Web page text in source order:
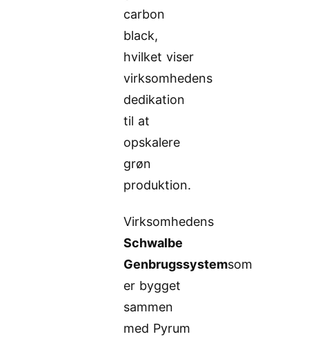
carbon
black,
hvilket viser
virksomhedens
dedikation
til at
opskalere
grøn
produktion.
Virksomhedens
Schwalbe
Genbrugssystemsom
er bygget
sammen
med Pyrum